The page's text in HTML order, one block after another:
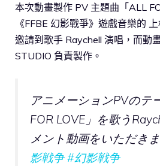
本次動畫製作 PV 主題曲「ALL
《FFBE 幻影戰爭》遊戲音樂的
邀請到歌手 Raychell 演唱，而動
STUDIO 負責製作。
アニメーションPVのテ
FOR LOVE」を歌う
メント動画をいただき
影戦争 #幻影戦争